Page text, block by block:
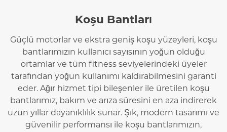
Koşu Bantları
Güçlü motorlar ve ekstra geniş koşu yüzeyleri, koşu
bantlarımızın kullanıcı sayısının yoğun olduğu
ortamlar ve tüm fitness seviyelerindeki üyeler
tarafından yoğun kullanımı kaldırabilmesini garanti
eder. Ağır hizmet tipi bileşenler ile üretilen koşu
bantlarımız, bakım ve arıza süresini en aza indirerek
uzun yıllar dayanıklılık sunar. Şık, modern tasarımı ve
güvenilir performansı ile koşu bantlarımızın,